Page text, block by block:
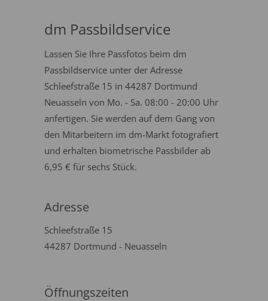
dm Passbildservice
Lassen Sie Ihre Passfotos beim dm
Passbildservice unter der Adresse
Schleefstraße 15 in 44287 Dortmund
Neuasseln von Mo. - Sa. 08:00 - 20:00 Uhr
anfertigen. Sie werden auf dem Gang von
den Mitarbeitern im dm-Markt fotografiert
und erhalten biometrische Passbilder ab
6,95 € für sechs Stück.
Adresse
Schleefstraße 15
44287 Dortmund - Neuasseln
Öffnungszeiten